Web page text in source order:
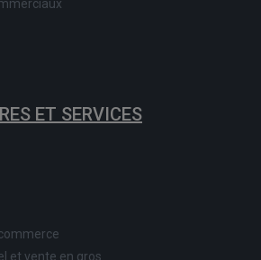
ET SERVICES
et vente en gros